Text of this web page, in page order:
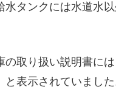
水タンクには水道水
の取り扱い説明書に
表示されていました